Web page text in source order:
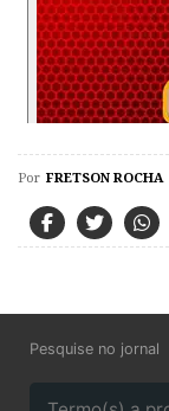
Por FRETSON ROCHA
Pesquise no jornal